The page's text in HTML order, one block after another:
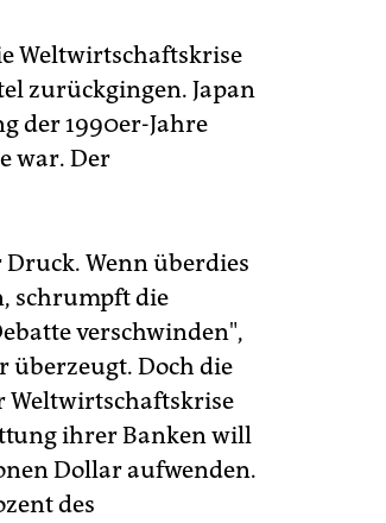
Weltwirtschaftskrise
zurückgingen. Japan
der 1990er-Jahre
war. Der
Wenn überdies
schrumpft die
verschwinden",
überzeugt. Doch die
Weltwirtschaftskrise
ihrer Banken will
Dollar aufwenden.
des